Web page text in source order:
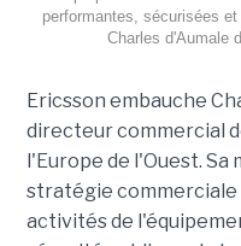
performantes, sécurisées
Charles d'Aumale
Ericsson embauche
directeur commercial
l'Europe de l'Ouest. Sa
stratégie
activités de